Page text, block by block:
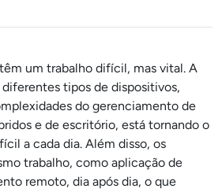
um trabalho difícil, mas vital. A
tipos de dispositivos,
do gerenciamento de
e de escritório, está tornando o
a cada dia. Além disso, os
trabalho, como aplicação de
remoto, dia após dia, o que